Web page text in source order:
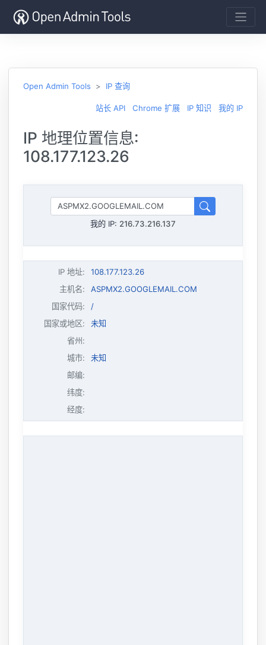
Open Admin Tools IP 查询
站长 API Chrome 扩展 IP 知识 我的 IP
IP 地理位置信息:
108.177.123.26
我的 IP: 216.73.216.137
IP 地址:
108.177.123.26
主机名:
ASPMX2.GOOGLEMAIL.COM
国家代码:
/
国家或地区:
未知
省州:
城市:
未知
邮编:
纬度:
经度: